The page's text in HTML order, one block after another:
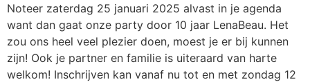
Noteer zaterdag 25 januari 2025 alvast in je agenda
want dan gaat onze party door 10 jaar LenaBeau. Het
zou ons heel veel plezier doen, moest je er bij kunnen
zijn! Ook je partner en familie is uiteraard van harte
welkom! Inschrijven kan vanaf nu tot en met zondag 12